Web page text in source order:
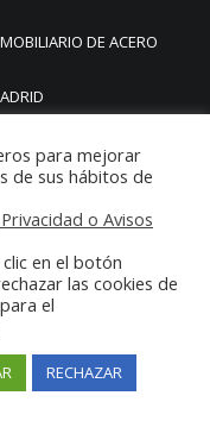
DE ACERO
MADRID
MONOBLOCK PARA
BARES HOTELES
MONOBLOCK PARA
para mejorar
de sus hábitos de
o Avisos
en el botón
las cookies de
el
RECHAZAR